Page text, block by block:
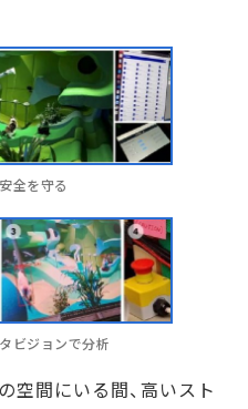
全を守る
ビジョンで分析
空間にいる間、高いスト